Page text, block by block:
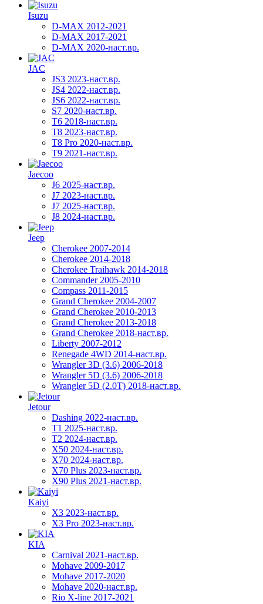
Isuzu
D-MAX 2012-2021
D-MAX 2017-2021
D-MAX 2020-наст.вр.
JAC
JS3 2023-наст.вр.
JS4 2022-наст.вр.
JS6 2022-наст.вр.
S7 2020-наст.вр.
T6 2018-наст.вр.
T8 2023-наст.вр.
T8 Pro 2020-наст.вр.
T9 2021-наст.вр.
Jaecoo
J6 2025-наст.вр.
J7 2023-наст.вр.
J7 2025-наст.вр.
J8 2024-наст.вр.
Jeep
Cherokee 2007-2014
Cherokee 2014-2018
Cherokee Traihawk 2014-2018
Commander 2005-2010
Compass 2011-2015
Grand Cherokee 2004-2007
Grand Cherokee 2010-2013
Grand Cherokee 2013-2018
Grand Cherokee 2018-наст.вр.
Liberty 2007-2012
Renegade 4WD 2014-наст.вр.
Wrangler 3D (3.6) 2006-2018
Wrangler 5D (3.6) 2006-2018
Wrangler 5D (2.0T) 2018-наст.вр.
Jetour
Dashing 2022-наст.вр.
T1 2025-наст.вр.
T2 2024-наст.вр.
X50 2024-наст.вр.
X70 2024-наст.вр.
X70 Plus 2023-наст.вр.
X90 Plus 2021-наст.вр.
Kaiyi
X3 2023-наст.вр.
X3 Pro 2023-наст.вр.
KIA
Carnival 2021-наст.вр.
Mohave 2009-2017
Mohave 2017-2020
Mohave 2020-наст.вр.
Rio X-line 2017-2021